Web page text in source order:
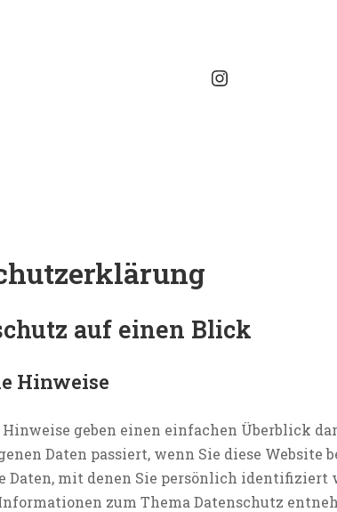
Instagram
auf einen Blick
Hinweise
geben einen einfachen Überblick
Daten passiert, wenn Sie diese Website
Daten, mit denen Sie persönlich identifiziert
zum Thema Datenschutz